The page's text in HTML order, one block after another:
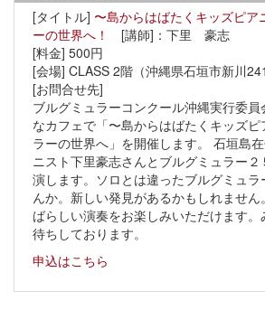
〜島からはばたくキッズピア
ーの世界へ！
[講師]：下里 豪志
500円
CLASS 2階（沖縄県石垣市新川
ブルグミュラーコンクール沖縄実行委員
なカフェで「〜島からはばたくキッズ
ラーの世界へ」を開催します。 石垣島
ニスト下里豪志さんとブルグミュラー
演します。ソロとは違ったブルグミュ
んか。新しい発見があるかもしれません
ばらしい演奏をお楽しみいただけます
待ちしております。
申込はこちら